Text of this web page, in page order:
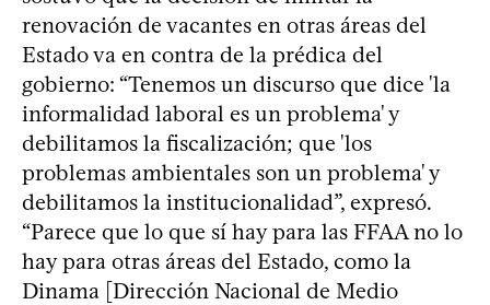
renovación de vacantes en otras áreas del
Estado va en contra de la prédica del
gobierno: “Tenemos un discurso que dice 'la
informalidad laboral es un problema' y
debilitamos la fiscalización; que 'los
problemas ambientales son un problema' y
debilitamos la institucionalidad”, expresó.
“Parece que lo que sí hay para las FFAA no lo
hay para otras áreas del Estado, como la
Dinama [Dirección Nacional de Medio